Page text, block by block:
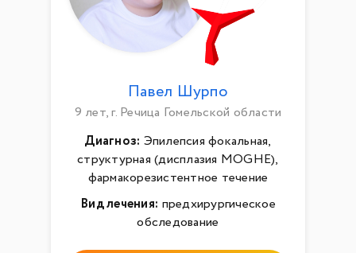
Павел Шурпо
9 лет, г. Речица Гомельской области
Диагноз: Эпилепсия фокальная,
структурная (дисплазия MOGHE),
фармакорезистентное течение
Вид лечения: предхирургическое
обследование